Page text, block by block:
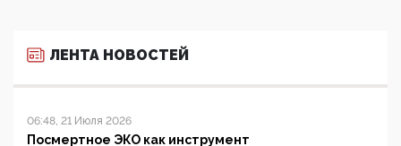
ЛЕНТА НОВОСТЕЙ
06:48, 21 Июля 2026
Посмертное ЭКО как инструмент